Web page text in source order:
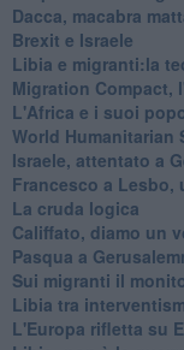
Dacca, macabra
Brexit e Israele
Libia e migranti:la
Migration Compact,
L'Africa e i suoi
World Humanitarian
Israele, attentato a
Francesco a Lesbo,
La cruda logica
Califfato, diamo un
Pasqua a
Sui migranti il
Libia tra
L'Europa rifletta su